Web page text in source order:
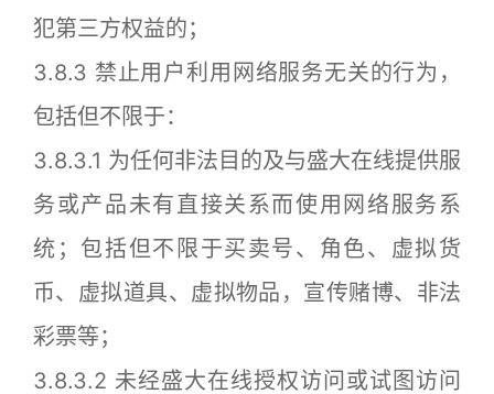
犯第三方权益的；
3.8.3 禁止用户利用网络服务无关的行为，
包括但不限于：
3.8.3.1 为任何非法目的及与盛大在线提供服
务或产品未有直接关系而使用网络服务系
统；包括但不限于买卖号、角色、虚拟货
币、虚拟道具、虚拟物品，宣传赌博、非法
彩票等；
3.8.3.2 未经盛大在线授权访问或试图访问